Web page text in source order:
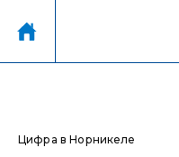
Цифра в Норникеле